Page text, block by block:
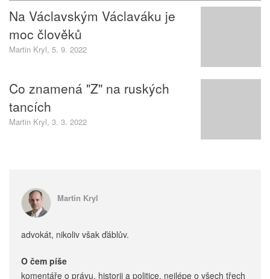
Na Václavským Václaváku je
moc člověků
Martin Kryl, 5. 9. 2022
Co znamená "Z" na ruských
tancích
Martin Kryl, 3. 3. 2022
Martin Kryl
advokát, nikoliv však ďáblův.
O čem píše
komentáře o právu, historii a politice, nejlépe o všech třech